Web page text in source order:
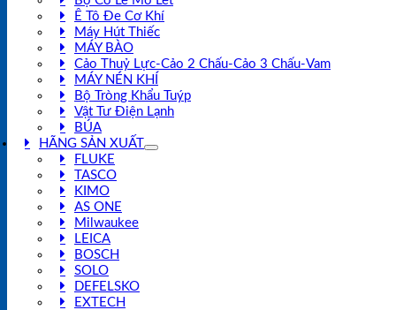
Ê Tô Đe Cơ Khí
Máy Hút Thiếc
MÁY BÀO
Cảo Thuỷ Lực-Cảo 2 Chấu-Cảo 3 Chấu-Vam
MÁY NÉN KHÍ
Bộ Tròng Khẩu Tuýp
Vật Tư Điện Lạnh
BÚA
HÃNG SẢN XUẤT
FLUKE
TASCO
KIMO
AS ONE
Milwaukee
LEICA
BOSCH
SOLO
DEFELSKO
EXTECH